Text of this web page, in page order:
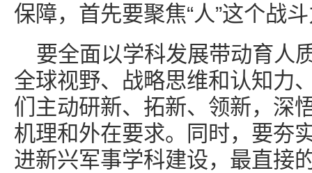
保障，首先要聚焦“人”这个战
要全面以学科发展带动育人
全球视野、战略思维和认知力
们主动研新、拓新、领新，深
机理和外在要求。同时，要夯
进新兴军事学科建设，最直接